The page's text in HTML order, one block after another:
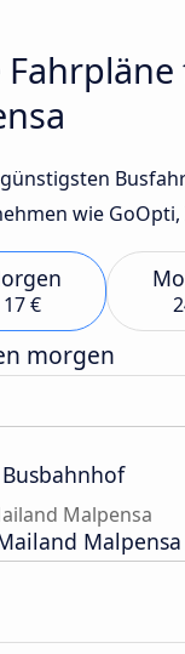
wie
17 €
morgen
Malpensa
Malpensa